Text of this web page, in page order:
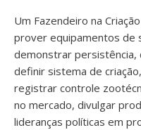
Um Fazendeiro na
prover equipamentos de
demonstrar
definir sistema de
registrar controle
no mercado, divulgar
lideranças políticas em